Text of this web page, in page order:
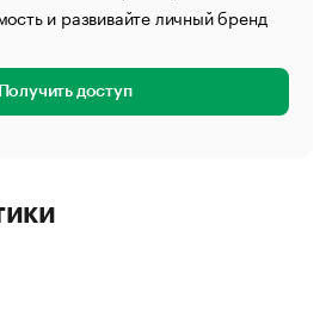
и развивайте личный бренд
Получить доступ